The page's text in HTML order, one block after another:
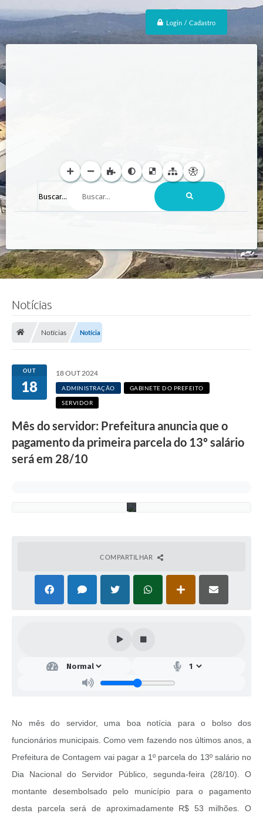
Login / Cadastro
Buscar...
Notícias
Notícias Notícia
OUT
18
18 OUT 2024
ADMINISTRAÇÃO GABINETE DO PREFEITO
SERVIDOR
Mês do servidor: Prefeitura anuncia que o
pagamento da primeira parcela do 13º salário
será em 28/10
u
c
a
l
l
COMPARTILHAR
No mês do servidor, uma boa notícia para o bolso dos
funcionários municipais. Como vem fazendo nos últimos anos, a
Prefeitura de Contagem vai pagar a 1º parcela do 13º salário no
Dia Nacional do Servidor Público, segunda-feira (28/10). O
montante desembolsado pelo município para o pagamento
desta parcela será de aproximadamente R$ 53 milhões. O